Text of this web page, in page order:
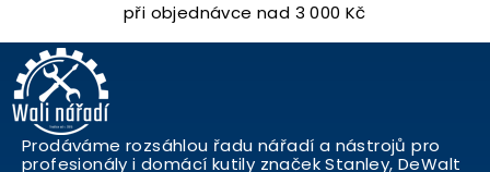
při objednávce nad 3 000 Kč
Prodáváme rozsáhlou řadu nářadí a nástrojů pro
profesionály i domácí kutily značek Stanley, DeWalt